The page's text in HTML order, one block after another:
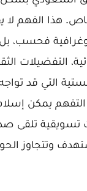
هذا الفهم لا
فحسب،
التفضيلات
التي قد
يمكن
تلقى
وتتجاوز